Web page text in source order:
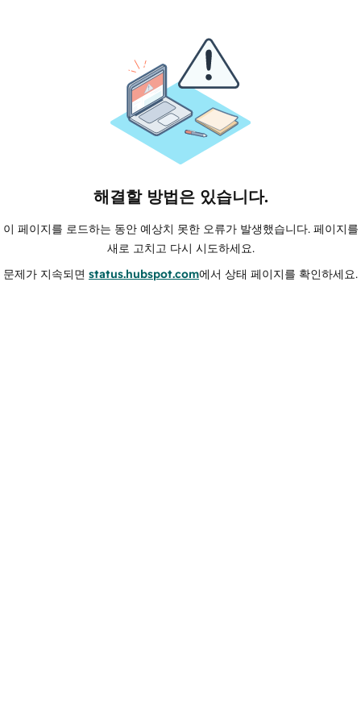
해결할 방법은 있습니다.
이 페이지를 로드하는 동안 예상치 못한 오류가 발생했습니다. 페이지를
새로 고치고 다시 시도하세요.
문제가 지속되면 status.hubspot.com에서 상태 페이지를 확인하세요.